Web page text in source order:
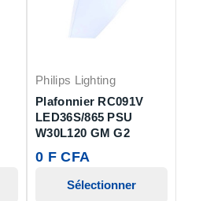
Philips Lighting
Plafonnier RC091V
LED36S/865 PSU
W30L120 GM G2
0 F CFA
Sélectionner